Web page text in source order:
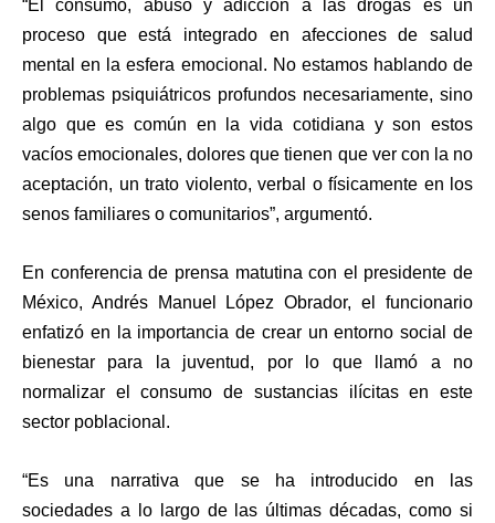
“El consumo, abuso y adicción a las drogas es un
proceso que está integrado en afecciones de salud
mental en la esfera emocional. No estamos hablando de
problemas psiquiátricos profundos necesariamente, sino
algo que es común en la vida cotidiana y son estos
vacíos emocionales, dolores que tienen que ver con la no
aceptación, un trato violento, verbal o físicamente en los
senos familiares o comunitarios”, argumentó.
En conferencia de prensa matutina con el presidente de
México, Andrés Manuel López Obrador, el funcionario
enfatizó en la importancia de crear un entorno social de
bienestar para la juventud, por lo que llamó a no
normalizar el consumo de sustancias ilícitas en este
sector poblacional.
“Es una narrativa que se ha introducido en las
sociedades a lo largo de las últimas décadas, como si